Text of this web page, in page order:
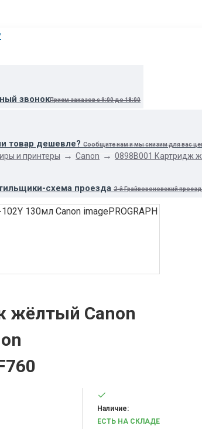
звонокПрием заказов с 9:00 до 18:00
товар дешевле? Сообщите нам и мы снизим для вас
схема проезда 2-й Грайвороновский
и принтеры Canon 0898B001 Картридж
жёлтый Canon
Наличие:
ЕСТЬ НА СКЛАДЕ